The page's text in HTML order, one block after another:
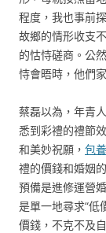
程度，我也事前
故鄉的情形收支
的怙恃磋商。公
恃會晤時，他們
蔡磊以為，年青
悉到彩禮的禮節
和美妙祝願， 包
禮的價錢和婚姻
預備是進修運營
是單一地尋求“低
價錢，不克不及